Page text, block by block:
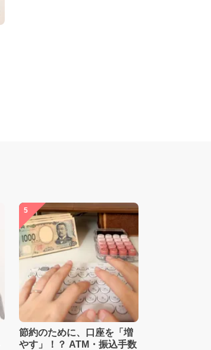
5
節約のために、口座を「増
やす」！？ ATM・振込手数